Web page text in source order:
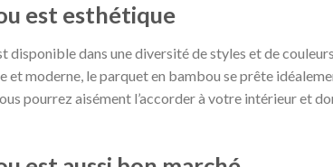
est esthétique
disponible dans une diversité de styles et de
moderne, le parquet en bambou se prête
pourrez aisément l’accorder à votre intérieur et